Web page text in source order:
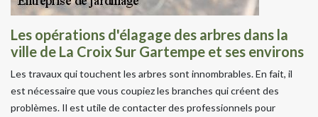
Les opérations d'élagage des arbres dans la
ville de La Croix Sur Gartempe et ses environs
Les travaux qui touchent les arbres sont innombrables. En fait, il
est nécessaire que vous coupiez les branches qui créent des
problèmes. Il est utile de contacter des professionnels pour